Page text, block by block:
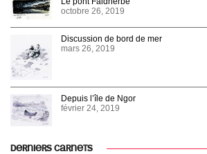
octobre 26, 2019
Discussion de bord de mer
mars 26, 2019
Depuis l’île de Ngor
février 24, 2019
DERNIERS CARNETS